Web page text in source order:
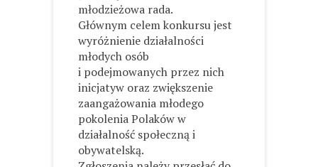
młodzieżowa rada.
Głównym celem konkursu jest
wyróżnienie działalności
młodych osób
i podejmowanych przez nich
inicjatyw oraz zwiększenie
zaangażowania młodego
pokolenia Polaków w
działalność społeczną i
obywatelską.